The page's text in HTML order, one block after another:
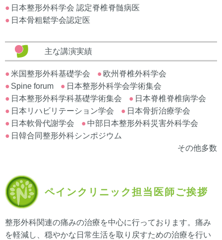
日本整形外科学会 認定脊椎脊髄病医
日本骨粗鬆学会認定医
主な講演実績
米国整形外科基礎学会
欧州脊椎外科学会
Spine forum
日本整形外科学会学術集会
日本整形外科学科基礎学術集会
日本脊椎脊椎病学会
日本リハビリテーション学会
日本骨折治療学会
日本軟骨代謝学会
中部日本整形外科災害外科学会
日韓合同整形外科シンポジウム
その他多数
ペインクリニック担当医師ご挨拶
整形外科関連の痛みの治療を中心に行っております。痛み
を軽減し、穏やかな日常生活を取り戻すための治療を行い